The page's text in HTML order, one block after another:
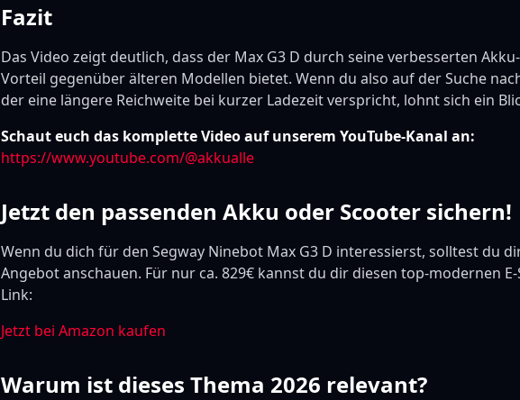
Fazit
Das Video zeigt deutlich, dass der Max G3 D durch seine verbesserten
Vorteil gegenüber älteren Modellen bietet. Wenn du also auf der Suche
der eine längere Reichweite bei kurzer Ladezeit verspricht, lohnt sich ein
Schaut euch das komplette Video auf unserem YouTube-Kanal an:
https://www.youtube.com/@akkualle
Jetzt den passenden Akku oder Scooter sichern!
Wenn du dich für den Segway Ninebot Max G3 D interessierst, solltest du
Angebot anschauen. Für nur ca. 829€ kannst du dir diesen top-modernen
Link:
Jetzt bei Amazon kaufen
Warum ist dieses Thema 2026 relevant?